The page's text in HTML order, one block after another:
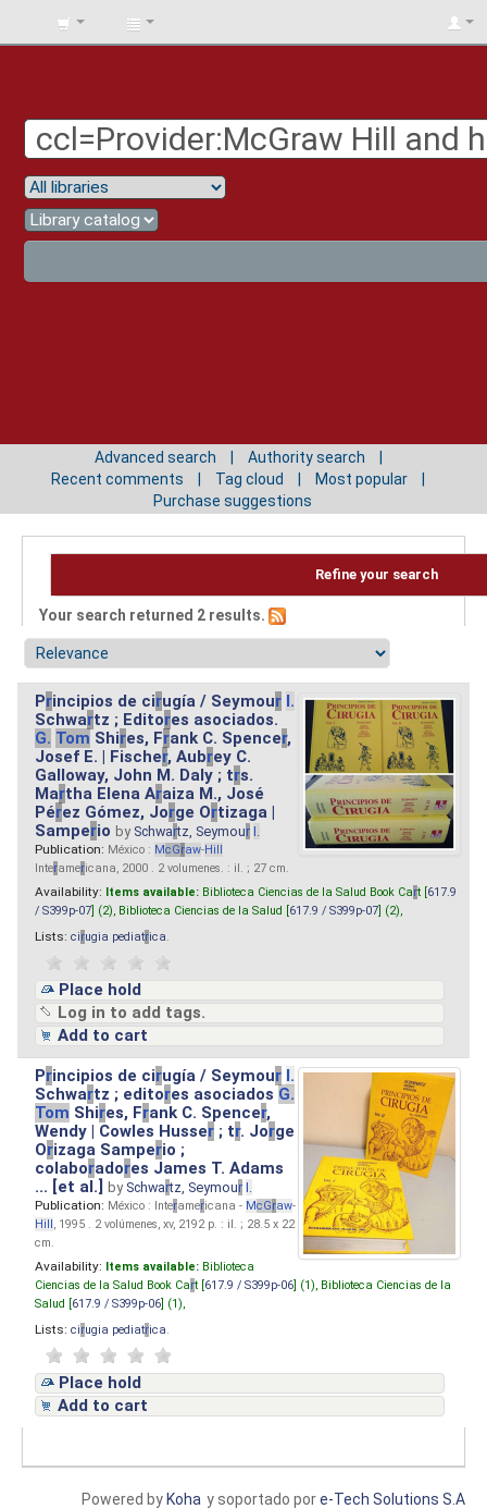
BIBLIOTECA
Advanced search
Authority search
Recent comments
Tag cloud
Most popular
Purchase suggestions
Refine your search
Your search returned 2 results.
Principios de cirugía / Seymour I.
Schwartz ; Editores asociados.
G. Tom Shires, Frank C. Spencer,
Josef E. | Fischer, Aubrey C.
Galloway, John M. Daly ; trs.
Martha Elena Araiza M., José
Pérez Gómez, Jorge Ortizaga |
Samperio by Schwartz, Seymour I.
Publication: México : McGraw-Hill
Interamericana, 2000 . 2 volumenes. : il. ; 27 cm.
Availability: Items available: Biblioteca Ciencias de la Salud Book Cart [ 617.9
/ S399p-07 ] (2), Biblioteca Ciencias de la Salud [ 617.9 / S399p-07 ] (2),
Lists: cirugia pediatrica
Place hold
Log in to add tags.
Add to cart
Principios de cirugía / Seymour I.
Schwartz ; editores asociados G.
Tom Shires, Frank C. Spencer,
Wendy | Cowles Husser ; tr. Jorge
Orizaga Samperio ;
colaboradores James T. Adams
... [et al.]by Schwartz, Seymour I.
Publication: México : Interamericana - McGraw-
Hill, 1995 . 2 volúmenes, xv, 2192 p. : il. ; 28.5 x 22
cm.
Availability: Items available: Biblioteca
Ciencias de la Salud Book Cart [ 617.9 / S399p-06 ] (1), Biblioteca Ciencias de la
Salud [ 617.9 / S399p-06 ] (1),
Lists: cirugia pediatrica
Place hold
Add to cart
y soportado pore-Tech Solutions S.A
Powered by Koha